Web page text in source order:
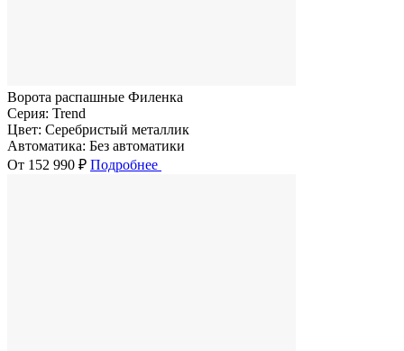
Ворота распашные Филенка
Серия: Trend
Цвет: Серебристый металлик
Автоматика: Без автоматики
От 152 990 ₽ Подробнее